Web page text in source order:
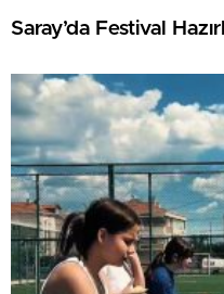
Saray’da Festival